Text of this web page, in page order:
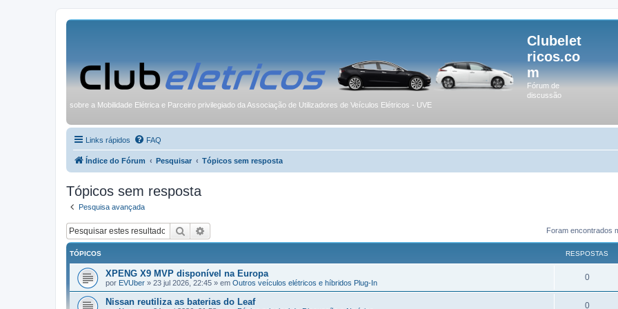
Clubelet
ricos.co
m
Fórum de
discussão
sobre a Mobilidade Elétrica e Parceiro privilegiado da Associação de Utilizadores de Veículos Elétricos - UVE
Links rápidos FAQ
Índice do Fórum Pesquisar Tópicos sem resposta
Tópicos sem resposta
Pesquisa avançada
Pesquisar Foram encontrados
TÓPICOS RESPOSTAS
XPENG X9 MVP disponível na Europa
por EVUber » 23 jul 2026, 22:45 » em Outros veículos elétricos e híbridos Plug-In
0
Nissan reutiliza as baterias do Leaf 0